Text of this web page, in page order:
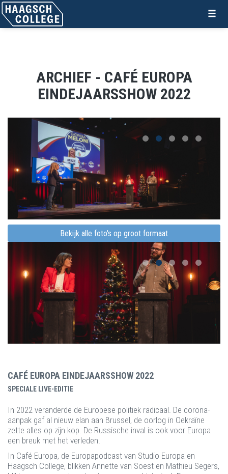
ARCHIEF - CAFÉ EUROPA
EINDEJAARSSHOW 2022
Bekijk alle foto's op groot formaat
CAFÉ EUROPA EINDEJAARSSHOW 2022
SPECIALE LIVE-EDITIE
In 2022 veranderde de Europese politiek radicaal. De corona-
aanpak gaf al nieuw elan aan Brussel, de oorlog in Oekraïne
zette alles op zijn kop. De Russische inval is ook voor Europa
een breuk met het verleden.
In Café Europa, de Europapodcast van Studio Europa en
Haagsch College, blikken Annette van Soest en Mathieu Segers,